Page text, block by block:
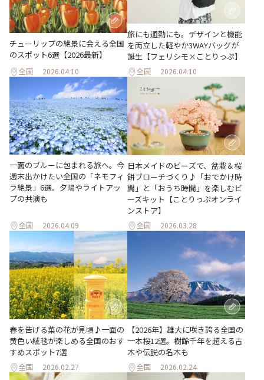
チューリップの絶景に会える全国
のスポット6選【2026最新】
全国 2026.04.10
旅にも通勤にも。デザインと機能
を両立した軽やか3WAYバッグが
誕生【フェリシモ×ことりっぷ】
全国 2026.04.10
一面のブルーに包まれる旅へ。今
週末出かけたい全国の「ネモフィ
ラ絶景」6選。夕陽やライトアッ
プの共演も
全国 2026.04.09
日本メイドのビーズで、盆栽＆桜
餅ブローチづくり♪「おでかけ時
間」と「おうち時間」を楽しむビ
ーズキット【ことりっぷオンライ
ンストア】
全国 2026.03.28
春を告げる菜の花が見頃♪一面の
黄色い絨毯が楽しめる全国のおす
すめスポット7選
全国 2026.02.27
【2026年】雄大に咲き誇る全国の
一本桜12選。樹齢千年を超える古
木や伝説の名木も
全国 2026.02.24